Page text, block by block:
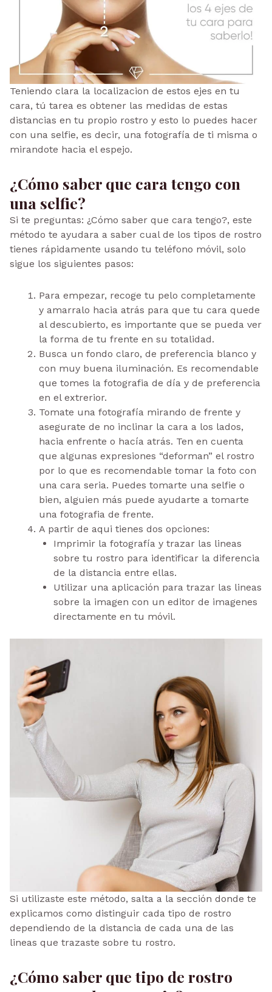
Teniendo clara la localizacion de estos ejes en tu
cara, tú tarea es obtener las medidas de estas
distancias en tu propio rostro y esto lo puedes hacer
con una selfie, es decir, una fotografía de ti misma o
mirandote hacia el espejo.
¿Cómo saber que cara tengo con
una selfie?
Si te preguntas: ¿Cómo saber que cara tengo?, este
método te ayudara a saber cual de los tipos de rostro
tienes rápidamente usando tu teléfono móvil, solo
sigue los siguientes pasos:
Para empezar, recoge tu pelo completamente
y amarralo hacia atrás para que tu cara quede
al descubierto, es importante que se pueda ver
la forma de tu frente en su totalidad.
Busca un fondo claro, de preferencia blanco y
con muy buena iluminación. Es recomendable
que tomes la fotografia de día y de preferencia
en el extrerior.
Tomate una fotografía mirando de frente y
asegurate de no inclinar la cara a los lados,
hacia enfrente o hacía atrás. Ten en cuenta
que algunas expresiones “deforman” el rostro
por lo que es recomendable tomar la foto con
una cara seria. Puedes tomarte una selfie o
bien, alguien más puede ayudarte a tomarte
una fotografia de frente.
A partir de aqui tienes dos opciones:
Imprimir la fotografía y trazar las lineas
sobre tu rostro para identificar la diferencia
de la distancia entre ellas.
Utilizar una aplicación para trazar las lineas
sobre la imagen con un editor de imagenes
directamente en tu móvil.
Si utilizaste este método, salta a la sección donde te
explicamos como distinguir cada tipo de rostro
dependiendo de la distancia de cada una de las
lineas que trazaste sobre tu rostro.
¿Cómo saber que tipo de rostro